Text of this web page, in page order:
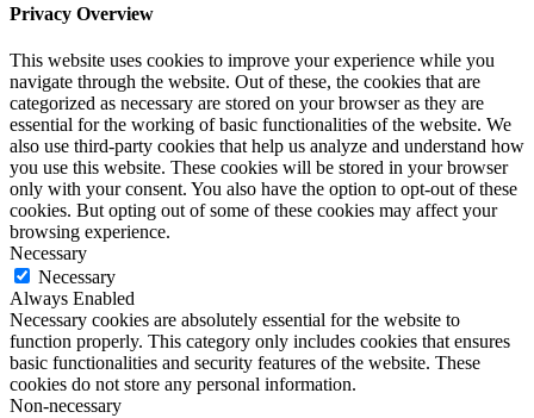
Privacy Overview
This website uses cookies to improve your experience while you
navigate through the website. Out of these, the cookies that are
categorized as necessary are stored on your browser as they are
essential for the working of basic functionalities of the website. We
also use third-party cookies that help us analyze and understand how
you use this website. These cookies will be stored in your browser
only with your consent. You also have the option to opt-out of these
cookies. But opting out of some of these cookies may affect your
browsing experience.
Necessary
Necessary
Always Enabled
Necessary cookies are absolutely essential for the website to
function properly. This category only includes cookies that ensures
basic functionalities and security features of the website. These
cookies do not store any personal information.
Non-necessary